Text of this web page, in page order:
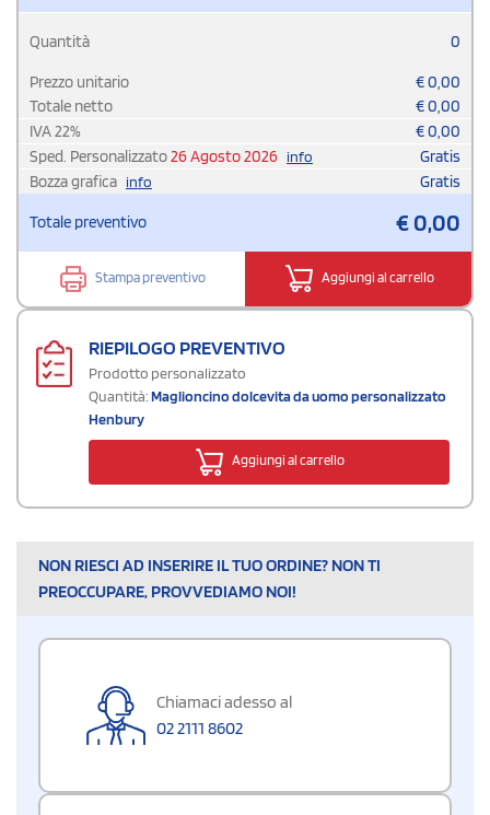
Quantità 0
Prezzo unitario €0,00
Totale netto
€0,00
IVA22% €0,00
Sped. Personalizzato26 Agosto 2026 info
Gratis
Bozza grafica info Gratis
Totale preventivo €0,00
Stampa preventivo Aggiungi al carrello
RIEPILOGO PREVENTIVO
Prodotto personalizzato
Quantità:Maglioncino dolcevita da uomo personalizzato
Henbury
Aggiungi al carrello
NON RIESCI AD INSERIRE IL TUO ORDINE? NON TI
PREOCCUPARE, PROVVEDIAMO NOI!
Chiamaci adesso al
02 2111 8602